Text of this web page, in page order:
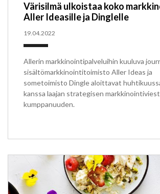
Värisilmä ulkoistaa koko
Aller Ideasille ja Dinglelle
19.04.2022
Allerin markkinointipalveluihin kuuluva
sisältömarkkinointitoimisto Aller Ideas ja
sometoimisto Dingle aloittavat
kanssa laajan strategisen
kumppanuuden.